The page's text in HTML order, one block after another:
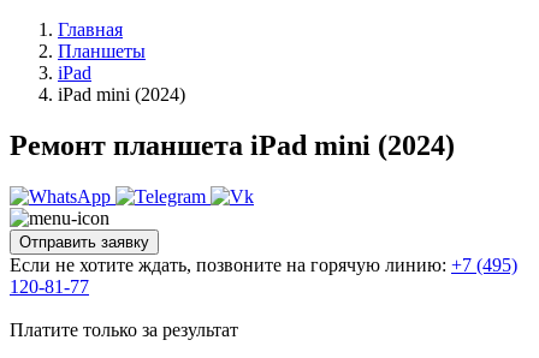
Главная
Планшеты
iPad
iPad mini (2024)
Ремонт планшета iPad mini (2024)
Отправить заявку
Если не хотите ждать, позвоните на горячую линию: +7 (495)
120-81-77
Платите только за результат